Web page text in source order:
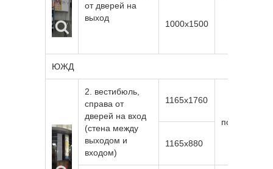
от дверей на
выход
1000х1500
ЮЖД
2. вестибюль,
справа от
дверей на вход
(стена между
выходом и
входом)
1165х1760
подсветка
1165х880